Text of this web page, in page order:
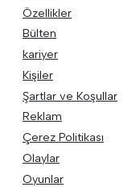
Özellikler
Bülten
kariyer
Kişiler
Şartlar ve Koşullar
Reklam
Çerez Politikası
Olaylar
Oyunlar